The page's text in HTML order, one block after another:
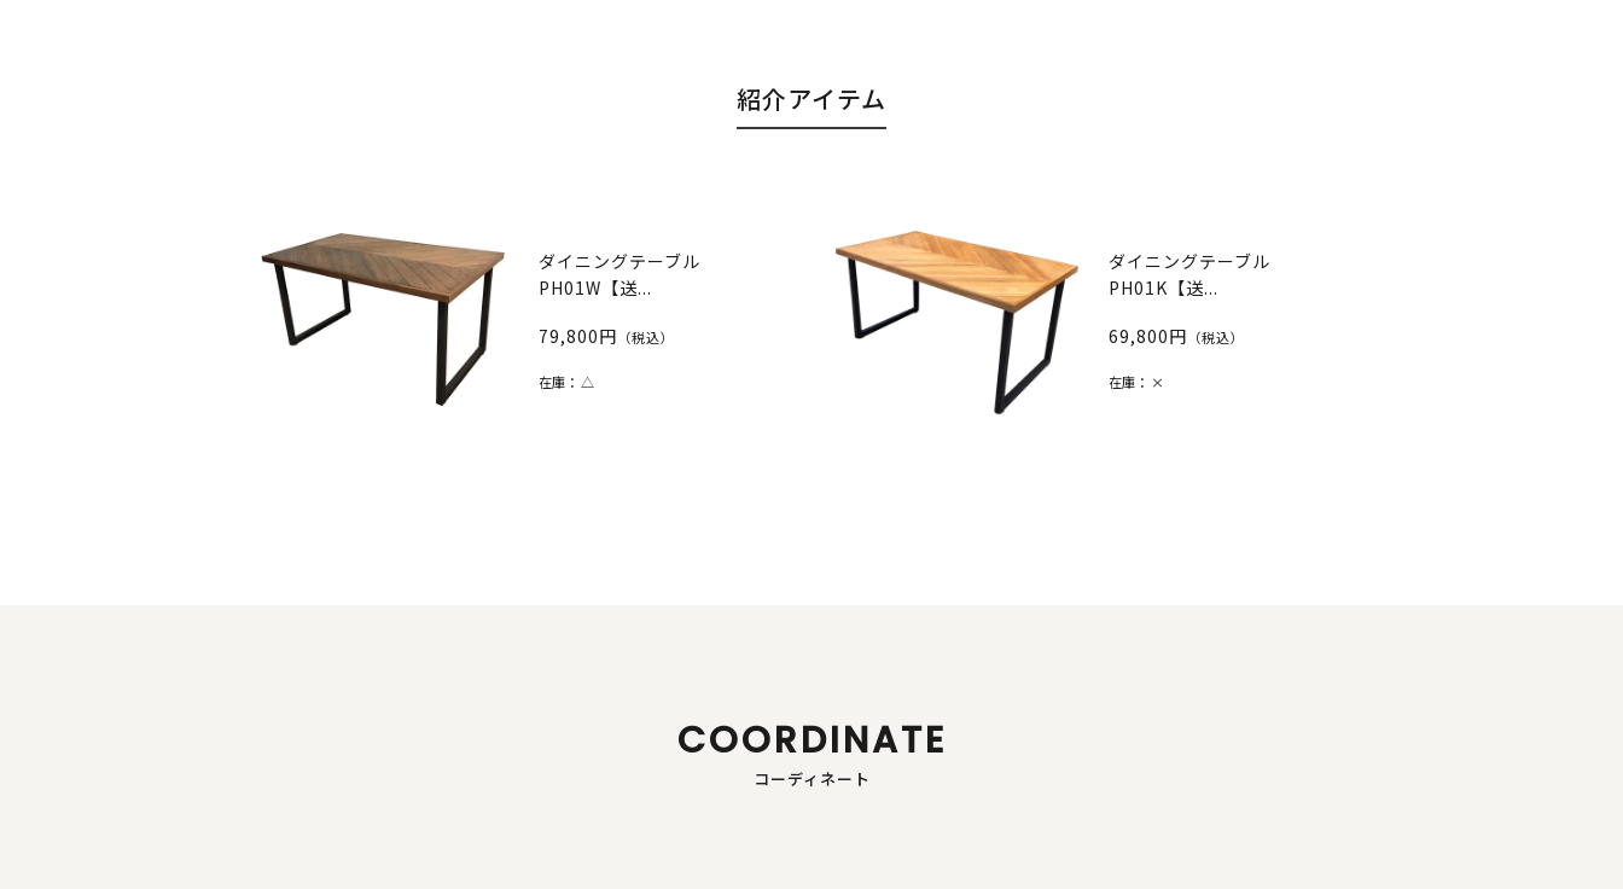
紹介アイテム
ダイニングテーブル
PH01W【送...
79,800円 （税込）
在庫： △
ダイニングテーブル
PH01K【送...
69,800円 （税込）
在庫： ×
COORDINATE
コーディネート